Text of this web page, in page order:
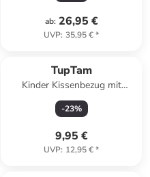
ab: 26,95 €
UVP: 35,95 €*
TupTam
Kinder Kissenbezug mit
Hotelverschluss 2er Set in
beige/grau
-23%
9,95 €
UVP: 12,95 €*